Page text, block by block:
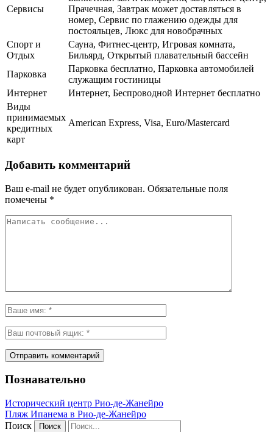
Сервисы
Прачечная, Завтрак может доставляться в
номер, Сервис по глажению одежды для
постояльцев, Люкс для новобрачных
Спорт и
Отдых
Сауна, Фитнес-центр, Игровая комната,
Бильярд, Открытый плавательный бассейн
Парковка
Парковка бесплатно, Парковка автомобилей
служащим гостиницы
Интернет
Интернет, Беспроводной Интернет бесплатно
Виды
принимаемых
кредитных
карт
American Express, Visa, Euro/Mastercard
Добавить комментарий
Ваш e-mail не будет опубликован. Обязательные поля
помечены *
Познавательно
Исторический центр Рио-де-Жанейро
Пляж Ипанема в Рио-де-Жанейро
Поиск